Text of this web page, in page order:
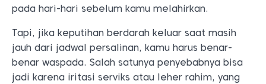
pada hari-hari sebelum kamu melahirkan.
Tapi, jika keputihan berdarah keluar saat masih
jauh dari jadwal persalinan, kamu harus benar-
benar waspada. Salah satunya penyebabnya bisa
jadi karena iritasi serviks atau leher rahim, yang